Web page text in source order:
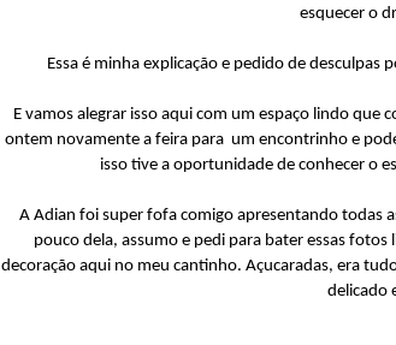
esquecer o
Essa é minha explicação e pedido de
E vamos alegrar isso aqui com um espaço lindo que
ontem novamente a feira para um encontrinho e
isso tive a oportunidade de conhecer o
A Adian foi super fofa comigo apresentando todas
pouco dela, assumo e pedi para bater essas
decoração aqui no meu cantinho. Açucaradas, era
delicado